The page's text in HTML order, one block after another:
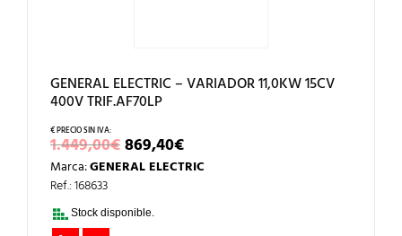
GENERAL ELECTRIC – VARIADOR 11,0KW 15CV
400V TRIF.AF70LP
1.449,00€EL
PRECIO
ORIGINAL
1.449,00€.
869,40€EL
PRECIO
ACTUAL
Marca:GENERAL ELECTRIC
Ref.: 168633
Stock disponible.